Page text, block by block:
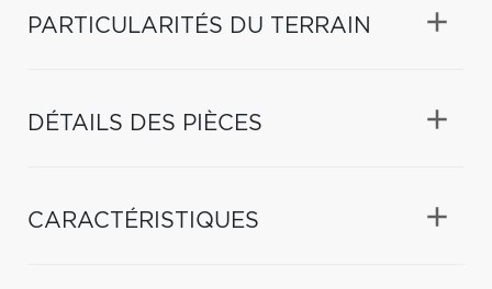
PARTICULARITÉS DU TERRAIN
DÉTAILS DES PIÈCES
CARACTÉRISTIQUES